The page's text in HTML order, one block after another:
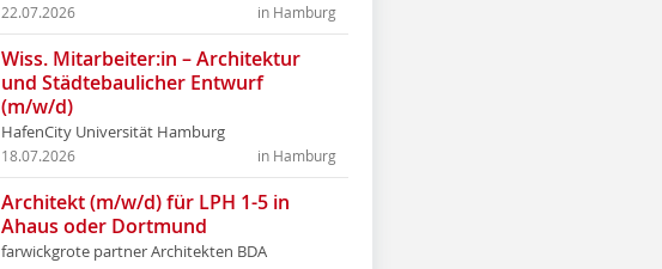
in Hamburg
22.07.2026
Wiss. Mitarbeiter:in – Architektur
und Städtebaulicher Entwurf
(m/w/d)
HafenCity Universität Hamburg
in Hamburg
18.07.2026
Architekt (m/w/d) für LPH 1-5 in
Ahaus oder Dortmund
farwickgrote partner Architekten BDA